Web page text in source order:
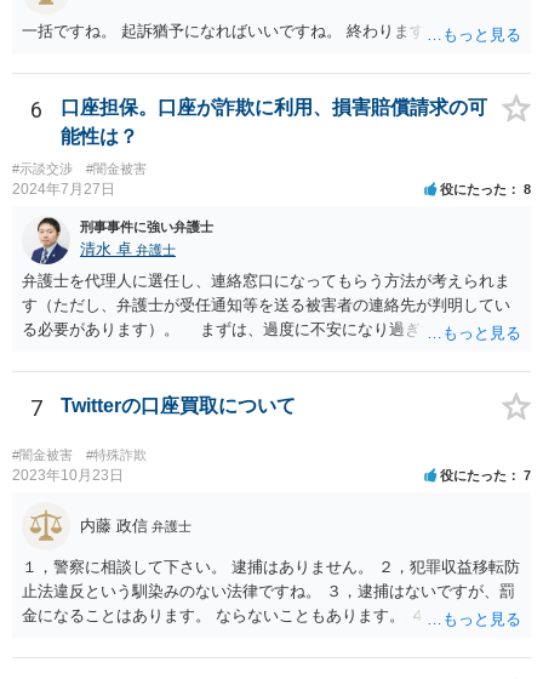
一括ですね。 起訴猶予になればいいですね。 終わります。
6
口座担保。口座が詐欺に利用、損害賠償請求の可
能性は？
#示談交渉 #闇金被害
2024年7月27日 役にたった 8
刑事事件に強い弁護士
清水 卓 弁護士
弁護士を代理人に選任し、連絡窓口になってもらう方法が考えられま
す（ただし、弁護士が受任通知等を送る被害者の連絡先が判明してい
る必要があります）。 まずは、過度に不安になり過ぎず、少し落ち
額を求めていく、分割等の支払方法を求めて行く等の方法もあります
し、時間的にも、今すぐではなく、時間•期間をかけて対応して行くこ
とができます。あなたが心身に変調をきたしては、元も子もありませ
んので。 いずれにしても、何かあったら速やか相談可能なお住まい
の地域の弁護士に直接相談してみて下さい（弁護士会や法テラス等で
7 Twitterの口座買取について
#闇金被害 #特殊詐欺
2023年10月23日 役にたった 7
内藤 政信 弁護士
１，警察に相談して下さい。 逮捕はありません。 ２，犯罪収益移転防
止法違反という馴染みのない法律ですね。 ３，逮捕はないですが、罰
金になることはあります。 ならないこともあります。 ４，警察に自主